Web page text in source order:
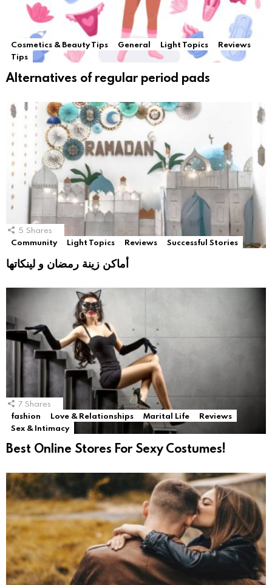
Cosmetics & Beauty Tips General Light Topics
Reviews
Tips
Alternatives of regular period pads
5 Shares
Community
Light Topics Reviews Successful Stories
أماكن زينة رمضان و لينكاتها
7 Shares
fashion
Love & Relationships Marital Life
Reviews
Sex & Intimacy
Best Online Stores For Sexy Costumes!